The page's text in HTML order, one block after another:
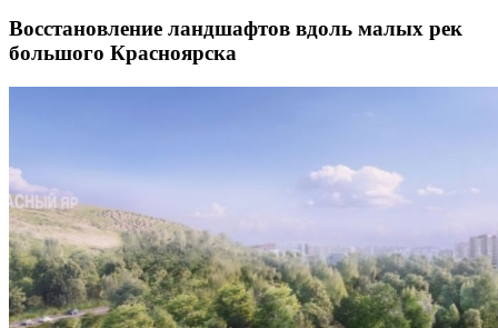
Восстановление ландшафтов вдоль малых рек
большого Красноярска